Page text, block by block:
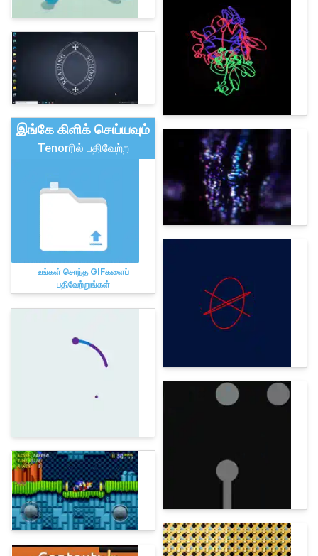
இங்கே கிளிக் செய்யவும்
Tenorரில் பதிவேற்ற
உங்கள் சொந்த GIFகளைப்
பதிவேற்றுங்கள்